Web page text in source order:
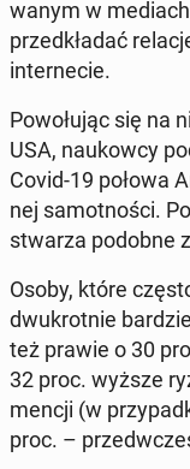
wa­nym w
przed­kła­dać
in­ter­ne­cie.
Po­wo­łu­jąc się na
USA, na­ukow­cy
Covid-19 połowa
nej sa­mot­no­ści.
stwarza podobne
Osoby, które
dwu­krot­nie
też prawie o 30
32 proc. wyższe
men­cji (w
proc. –